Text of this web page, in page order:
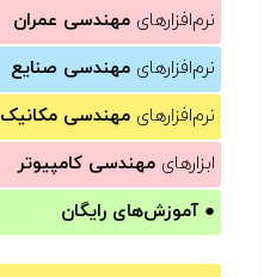
نرم‌افزارهای مهندسی عمران
نرم‌افزارهای مهندسی صنایع
نرم‌افزارهای مهندسی مکانیک
ابزارهای مهندسی کامپیوتر
● آموزش‌های رایگان